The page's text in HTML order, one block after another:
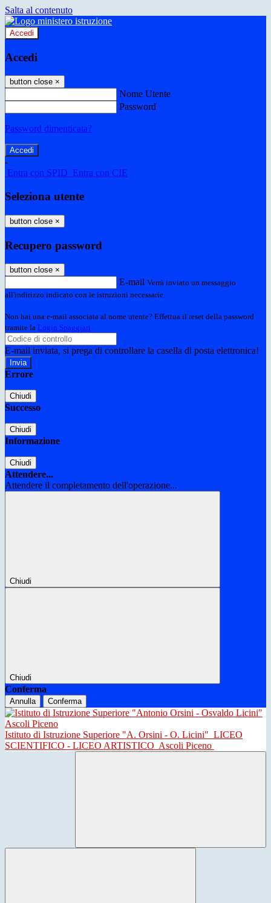
Salta al contenuto
Accedi
Accedi
button close ×
Nome Utente
Password
Password dimenticata?
-
Entra con SPID Entra con CIE
Seleziona utente
button close ×
Recupero password
button close ×
E-mail Verrà inviato un messaggio
all'indirizzo indicato con le istruzioni necessarie.
Non hai una e-mail associata al nome utente? Effettua il reset della password
tramite la Login Spaggiari
E-mail inviata, si prega di controllare la casella di posta elettronica!
Errore
Chiudi
Successo
Chiudi
Informazione
Chiudi
Attendere...
Attendere il completamento dell'operazione...
Chiudi
Chiudi
Conferma
Annulla Conferma
Istituto di Istruzione Superiore "A. Orsini - O. Licini" LICEO
SCIENTIFICO - LICEO ARTISTICO Ascoli Piceno